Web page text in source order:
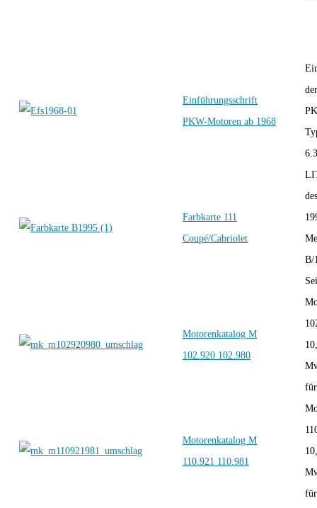
Einführungsschrift
PKW-Motoren ab 1968
Farbkarte 111
Coupé/Cabriolet
B/
Motorenkatalog M
102.920 102.980
Motorenkatalog M
110.921 110.981